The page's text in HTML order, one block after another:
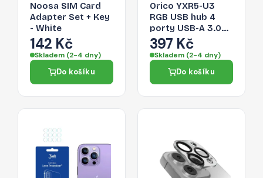
Noosa SIM Card
Adapter Set + Key
- White
142 Kč
Skladem (2-4 dny)
Do košíku
Orico YXR5-U3
RGB USB hub 4
porty USB-A 3.0
se čtečkou SD a
microSD karet 0,3
m – černý
397 Kč
Skladem (2-4 dny)
Do košíku